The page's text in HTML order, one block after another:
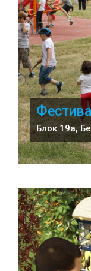
Блок 19а,